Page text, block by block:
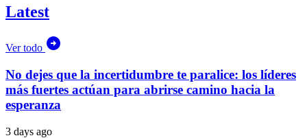
Latest
Ver todo
No dejes que la incertidumbre te paralice: los líderes
más fuertes actúan para abrirse camino hacia la
esperanza
3 days ago